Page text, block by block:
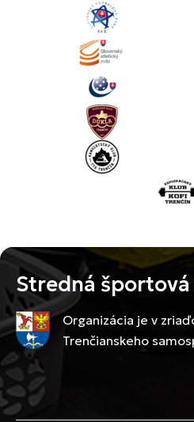
Stredná športová
Organizácia je v
Trenčianskeho